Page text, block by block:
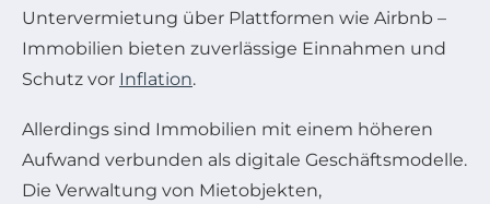
Untervermietung über Plattformen wie Airbnb –
Immobilien bieten zuverlässige Einnahmen und
Schutz vor Inflation.
Allerdings sind Immobilien mit einem höheren
Aufwand verbunden als digitale Geschäftsmodelle.
Die Verwaltung von Mietobjekten,